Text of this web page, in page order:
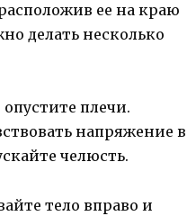
ее на краю
делать несколько
плечи.
напряжение в
челюсть.
тело вправо и